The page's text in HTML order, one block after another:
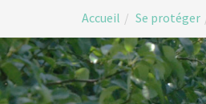
are
here:
Accueil Se protéger